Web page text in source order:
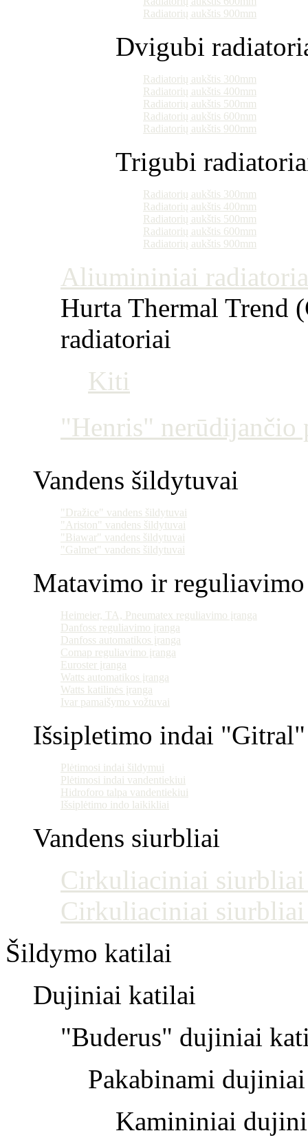
Radiatorių aukštis 900mm
Dvigubi
Radiatorių aukštis 300mm
Radiatorių aukštis 400mm
Radiatorių aukštis 500mm
Radiatorių aukštis 600mm
Radiatorių aukštis 900mm
Trigubi
Radiatorių aukštis 300mm
Radiatorių aukštis 400mm
Radiatorių aukštis 500mm
Radiatorių aukštis 600mm
Radiatorių aukštis 900mm
Aliumininiai
Hurta Thermal Trend
radiatoriai
Kiti
"Henris" nerūdijančio
Vandens šildytuvai
"Dražice" vandens šildytuvai
"Ariston" vandens šildytuvai
"Biawar" vandens šildytuvai
"Galmet" vandens šildytuvai
Matavimo ir
Heimeier, TA, Pneumatex reguliavimo įranga
Danfoss reguliavimo įranga
Danfoss automatikos įranga
Comap reguliavimo įranga
Euroster įranga
Watts automatikos įranga
Watts katilinės įranga
Ivar pamaišymo vožtuvai
Išsipletimo indai
Plėtimosi indai šildymui
Plėtimosi indai vandentiekiui
Hidroforo talpa vandentiekiui
Išsiplėtimo indo laikikliai
Vandens siurbliai
Cirkuliaciniai
Cirkuliaciniai
Šildymo katilai
Dujiniai katilai
"Buderus" dujiniai
Pakabinami
Kamininiai